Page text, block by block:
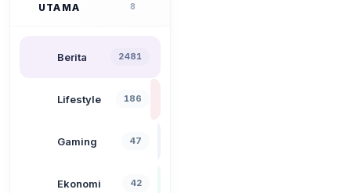
UTAMA
8
Berita 2481
Lifestyle 186
Gaming 47
Ekonomi 42